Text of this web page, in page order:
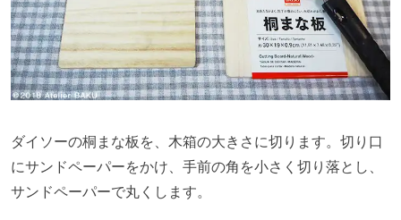
ダイソーの桐まな板を、木箱の大きさに切ります。切り口
にサンドペーパーをかけ、手前の角を小さく切り落とし、
サンドペーパーで丸くします。